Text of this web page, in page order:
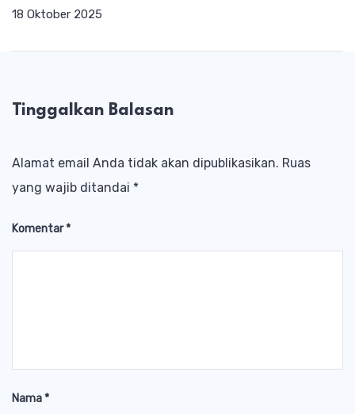
18 Oktober 2025
Tinggalkan Balasan
Alamat email Anda tidak akan dipublikasikan. Ruas
yang wajib ditandai *
Komentar*
Nama*